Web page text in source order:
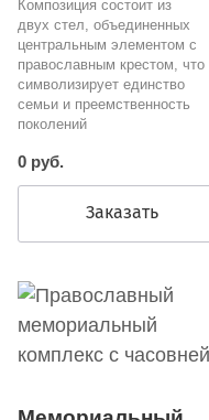
Композиция состоит из
двух стел, объединенных
центральным элементом с
православным крестом, что
символизирует единство
семьи и преемственность
поколений
0 руб.
Заказать